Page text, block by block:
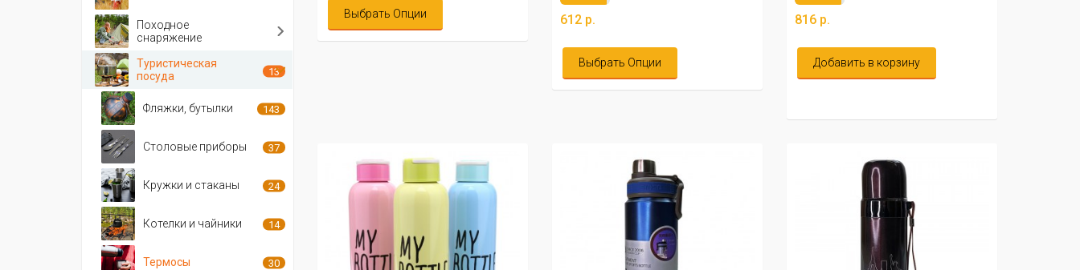
Выбрать Опции 612 р.
Выбрать Опции
816 р.
Добавить в корзину
Походное
снаряжение
Туристическая
посуда
13
Фляжки, бутылки 143
Столовые приборы 37
Кружки и стаканы 24
Котелки и чайники 14
Термосы 30